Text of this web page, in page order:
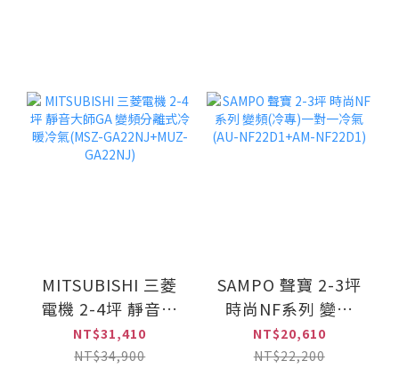
MITSUBISHI 三菱
電機 2-4坪 靜音大
師GA 變頻分離式冷
暖冷氣(MSZ-
NT$31,410
NT$34,900
SAMPO 聲寶 2-3坪
時尚NF系列 變頻
(冷專)一對一冷氣
(AU-NF22D1+AM-
NT$20,610
NT$22,200